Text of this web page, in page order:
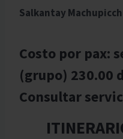
Salkantay
Costo por pax:
(grupo) 230.00
Consultar